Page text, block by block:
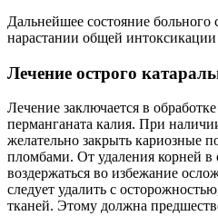
Дальнейшее состояние больного
нарастании общей интоксикации
Лечение острого
Лечение заключается в
перманганата калия. При
желательно закрыть кариозные
пломбами. От удаления корней в
воздержаться во избежание
следует удалить с
тканей. Этому должна